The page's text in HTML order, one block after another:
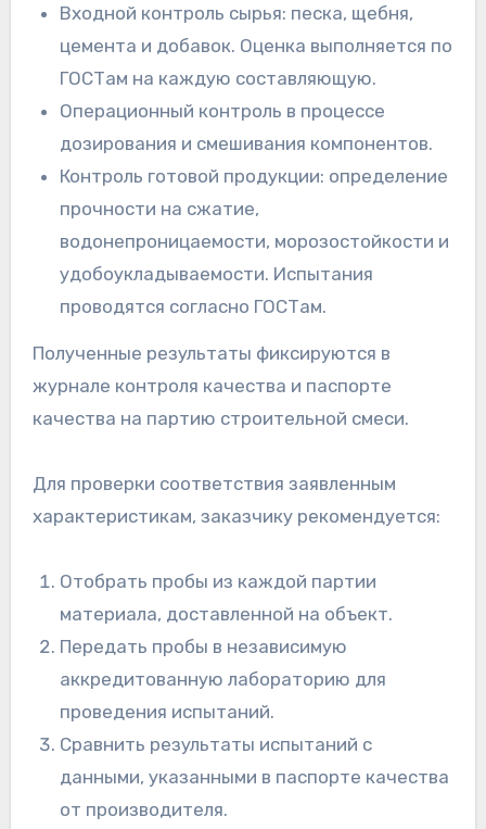
Входной контроль сырья: песка, щебня,
цемента и добавок. Оценка выполняется по
ГОСТам на каждую составляющую.
Операционный контроль в процессе
дозирования и смешивания компонентов.
Контроль готовой продукции: определение
прочности на сжатие,
водонепроницаемости, морозостойкости и
удобоукладываемости. Испытания
проводятся согласно ГОСТам.
Полученные результаты фиксируются в
журнале контроля качества и паспорте
качества на партию строительной смеси.
Для проверки соответствия заявленным
характеристикам, заказчику рекомендуется:
Отобрать пробы из каждой партии
материала, доставленной на объект.
Передать пробы в независимую
аккредитованную лабораторию для
проведения испытаний.
Сравнить результаты испытаний с
данными, указанными в паспорте качества
от производителя.